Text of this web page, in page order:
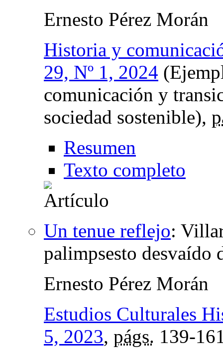
Ernesto Pérez Morán
Historia y
29, Nº 1, 2024
comunicación y
sociedad sostenible),
Resumen
Texto completo
Un tenue reflejo:
palimpsesto desvaído
Ernesto Pérez Morán
Estudios Culturales
5, 2023, págs. 139-